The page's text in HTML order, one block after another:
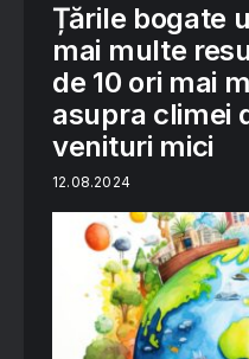
Țările bogate
mai multe
de 10 ori mai
asupra climei
venituri mici
12.08.2024